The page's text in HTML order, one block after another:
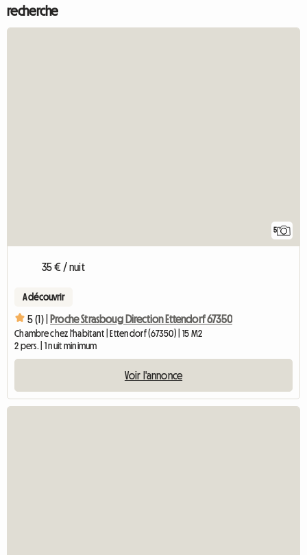
recherche
5
35 € / nuit
A découvrir
5 (1) | Proche Strasboug Direction Ettendorf 67350
Chambre chez l'habitant | Ettendorf (67350) | 15 M2
2 pers. | 1 nuit minimum
Voir l'annonce